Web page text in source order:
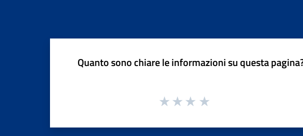
Quanto sono chiare le informazioni su questa